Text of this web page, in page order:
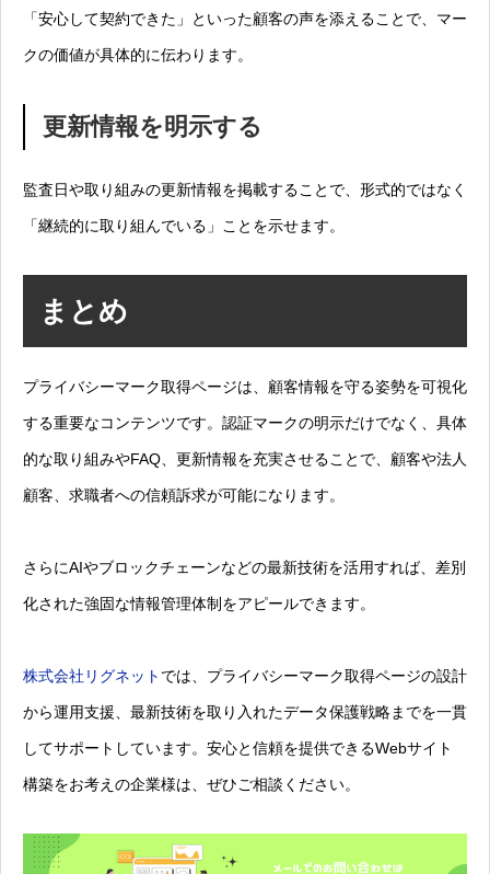
「安心して契約できた」といった顧客の声を添えることで、マー
クの価値が具体的に伝わります。
更新情報を明示する
監査日や取り組みの更新情報を掲載することで、形式的ではなく
「継続的に取り組んでいる」ことを示せます。
まとめ
プライバシーマーク取得ページは、顧客情報を守る姿勢を可視化
する重要なコンテンツです。認証マークの明示だけでなく、具体
的な取り組みやFAQ、更新情報を充実させることで、顧客や法人
顧客、求職者への信頼訴求が可能になります。
さらにAIやブロックチェーンなどの最新技術を活用すれば、差別
化された強固な情報管理体制をアピールできます。
株式会社リグネット では、プライバシーマーク取得ページの設計
から運用支援、最新技術を取り入れたデータ保護戦略までを一貫
してサポートしています。安心と信頼を提供できるWebサイト
構築をお考えの企業様は、ぜひご相談ください。